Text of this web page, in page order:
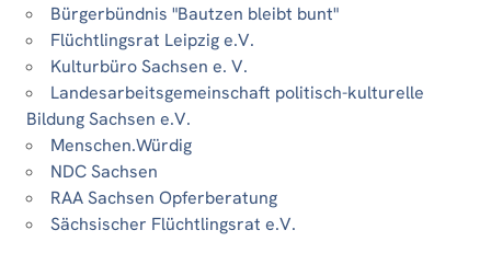
Bürgerbündnis "Bautzen bleibt bunt"
Flüchtlingsrat Leipzig e.V.
Kulturbüro Sachsen e. V.
Landesarbeitsgemeinschaft politisch-kulturelle
Bildung Sachsen e.V.
Menschen.Würdig
NDC Sachsen
RAA Sachsen Opferberatung
Sächsischer Flüchtlingsrat e.V.